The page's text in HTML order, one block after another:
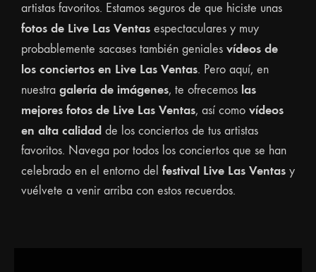
artistas favoritos. Estamos seguros de que hiciste unas
fotos de Live Las Ventas espectaculares y muy
probablemente sacases también geniales vídeos de
los conciertos en Live Las Ventas. Pero aquí, en
nuestra galería de imágenes, te ofrecemos las
mejores fotos de Live Las Ventas, así como vídeos
en alta calidad de los conciertos de tus artistas
favoritos. Navega por todos los conciertos que se han
celebrado en el entorno del festival Live Las Ventas y
vuélvete a venir arriba con estos recuerdos.